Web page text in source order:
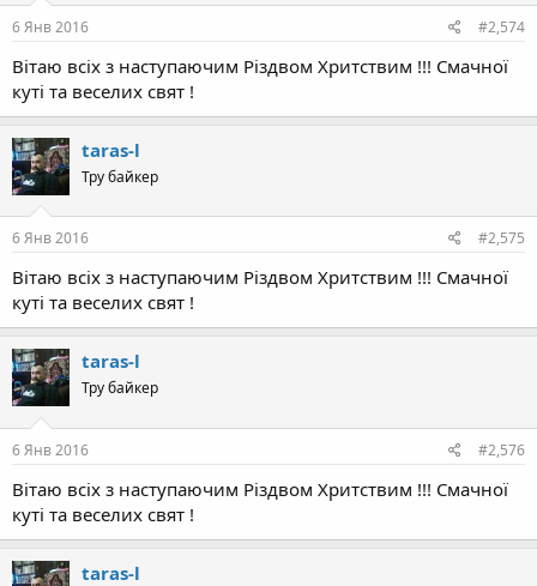
6 Янв 2016 #2,574
Вітаю всіх з наступаючим Різдвом Хритствим !!! Смачної
куті та веселих свят !
taras-l
Тру байкер
6 Янв 2016 #2,575
Вітаю всіх з наступаючим Різдвом Хритствим !!! Смачної
куті та веселих свят !
taras-l
Тру байкер
6 Янв 2016 #2,576
Вітаю всіх з наступаючим Різдвом Хритствим !!! Смачної
куті та веселих свят !
taras-l